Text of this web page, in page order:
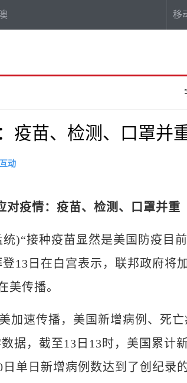
移
疫苗、检测、口罩并
动
对疫情：疫苗、检测、口罩并重
)“接种疫苗显然是美国防疫目前
13日在白宫表示，联邦政府将
美传播。
速传播，美国新增病例、死亡
据，截至13日13时，美国累计
单日新增病例数达到了创纪录的